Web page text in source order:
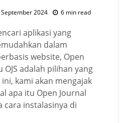
2024 6 min read
aplikasi yang
dalam
website, Open
OJS adalah pilihan yang
kami akan mengajak
apa itu Open Journal
cara instalasinya di